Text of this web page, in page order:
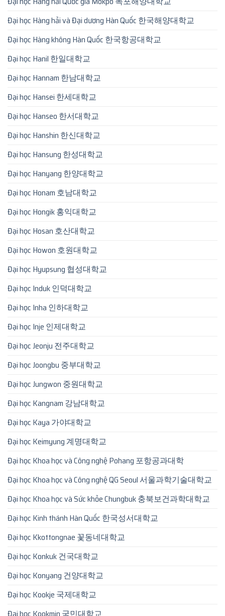
Đại học Hàng hải và Đại dương Hàn Quốc 한국해양대학교
Đại học Hàng không Hàn Quốc 한국항공대학교
Đại học Hanil 한일대학교
Đại học Hannam 한남대학교
Đại học Hansei 한세대학교
Đại học Hanseo 한서대학교
Đại học Hanshin 한신대학교
Đại học Hansung 한성대학교
Đại học Hanyang 한양대학교
Đại học Honam 호남대학교
Đại học Hongik 홍익대학교
Đại học Hosan 호산대학교
Đại học Howon 호원대학교
Đại học Hyupsung 협성대학교
Đại học Induk 인덕대학교
Đại học Inha 인하대학교
Đại học Inje 인제대학교
Đại học Jeonju 전주대학교
Đại học Joongbu 중부대학교
Đại học Jungwon 중원대학교
Đại học Kangnam 강남대학교
Đại học Kaya 가야대학교
Đại học Keimyung 계명대학교
Đại học Khoa học và Công nghệ Pohang 포항공과대학
Đại học Khoa học và Công nghệ QG Seoul 서울과학기술대학교
Đại học Khoa học và Sức khỏe Chungbuk 충북보건과학대학교
Đại học Kinh thánh Hàn Quốc 한국성서대학교
Đại học Kkottongnae 꽃동네대학교
Đại học Konkuk 건국대학교
Đại học Konyang 건양대학교
Đại học Kookje 국제대학교